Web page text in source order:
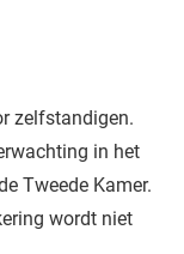
zelfstandigen.
in het
Tweede Kamer.
wordt niet